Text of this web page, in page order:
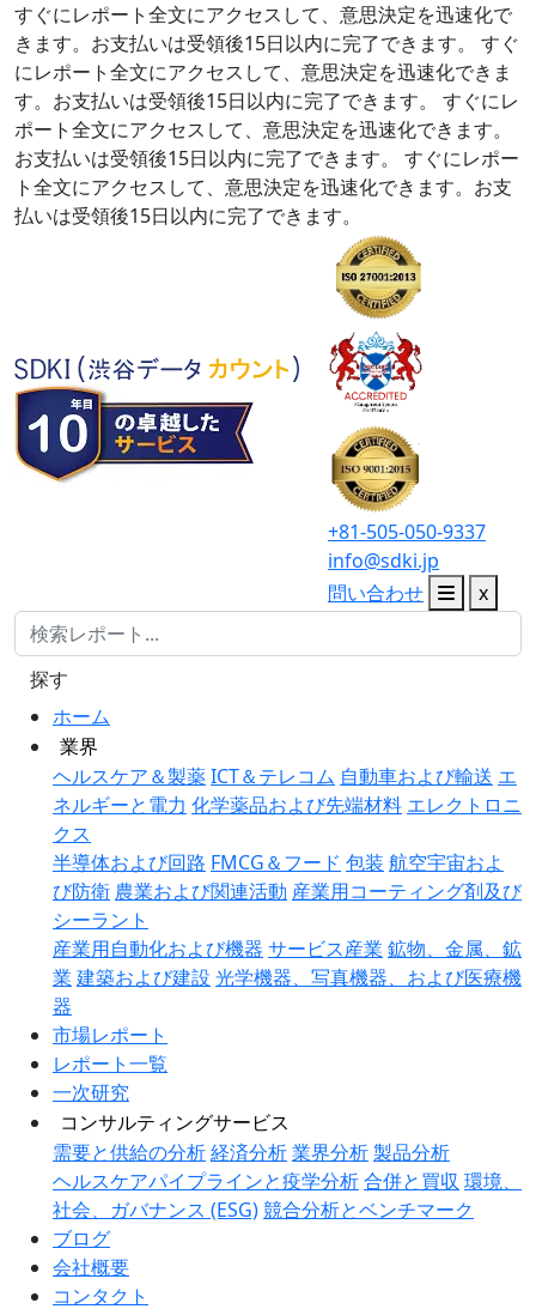
すぐにレポート全文にアクセスして、意思決定を迅速化で
きます。お支払いは受領後15日以内に完了できます。
すぐ
にレポート全文にアクセスして、意思決定を迅速化できま
す。お支払いは受領後15日以内に完了できます。
すぐにレ
ポート全文にアクセスして、意思決定を迅速化できます。
お支払いは受領後15日以内に完了できます。
すぐにレポー
ト全文にアクセスして、意思決定を迅速化できます。お支
払いは受領後15日以内に完了できます。
+81-505-050-9337
info@sdki.jp
問い合わせ
x
ホーム
業界
ヘルスケア＆製薬ICT＆テレコム 自動車および輸送 エ
ネルギーと電力 化学薬品および先端材料 エレクトロニ
クス
半導体および回路 FMCG＆フード 包装 航空宇宙およ
び防衛 農業および関連活動 産業用コーティング剤及び
シーラント
産業用自動化および機器 サービス産業 鉱物、金属、鉱
業 建築および建設 光学機器、写真機器、および医療機
器
市場レポート
レポート一覧
一次研究
コンサルティングサービス
需要と供給の分析経済分析業界分析製品分析
ヘルスケアパイプラインと疫学分析合併と買収 環境、
社会、ガバナンス (ESG)競合分析とベンチマーク
ブログ
会社概要
コンタクト
探す